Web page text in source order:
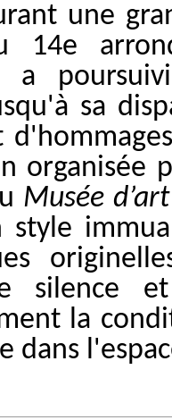
une
14e
a
sa
organisée
Musée
style
silence
la
dans